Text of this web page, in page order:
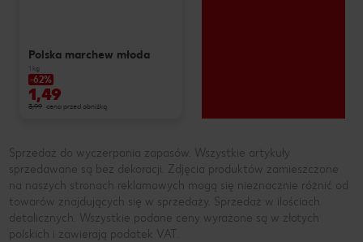
Polska marchew młoda
1 kg
-62%
1,49
3,99 cena przed obniżką
Sprzedaż do wyczerpania zapasów. Wszystkie artykuły
sprzedawane są bez dekoracji. Zdjęcia produktów zamieszczone
na naszych stronach reklamowych mogą się nieznacznie różnić od
towarów znajdujących się w sprzedaży. Sprzedaż w ilościach
detalicznych. Wszystkie podane ceny wyrażone są w złotych
polskich i zawierają podatek VAT.